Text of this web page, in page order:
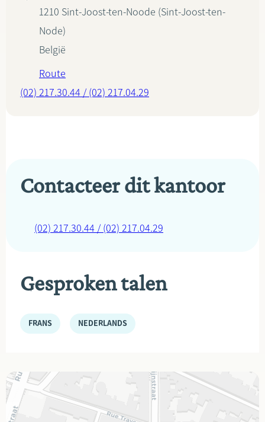
1210 Sint-Joost-ten-Noode (Sint-Joost-ten-
Node)
België
Route
(02) 217.30.44 / (02) 217.04.29
Contacteer dit kantoor
(02) 217.30.44 / (02) 217.04.29
Gesproken talen
FRANS NEDERLANDS